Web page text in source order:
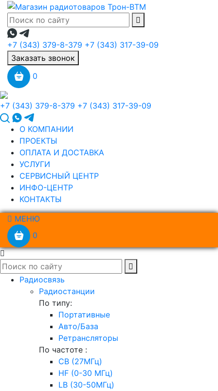
+7 (343) 379-8-379 +7 (343) 317-39-09
Заказать звонок
0
+7 (343) 379-8-379 +7 (343) 317-39-09
О КОМПАНИИ
ПРОЕКТЫ
ОПЛАТА И ДОСТАВКА
УСЛУГИ
СЕРВИСНЫЙ ЦЕНТР
ИНФО-ЦЕНТР
КОНТАКТЫ
МЕНЮ
0
Радиосвязь
Радиостанции
По типу:
Портативные
Авто/База
Ретрансляторы
По частоте :
CB (27МГц)
HF (0-30 МГц)
LB (30-50МГц)